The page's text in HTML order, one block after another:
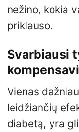
nežino, kokia
priklauso.
Svarbiausi
Vienas
leidžiančių
diabetą, yra